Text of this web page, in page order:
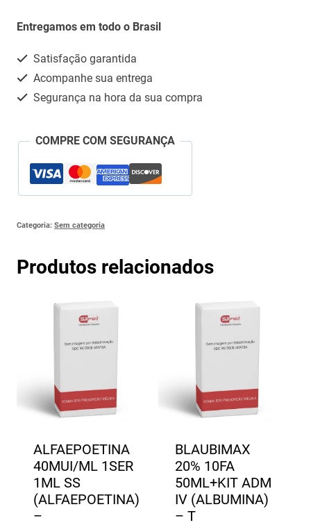
SER
(CLARITROMICINA)
quantidade
Entregamos em todo o Brasil
Satisfação garantida
Acompanhe sua entrega
Segurança na hora da sua compra
COMPRE COM SEGURANÇA
Categoria: Sem categoria
Produtos relacionados
ALFAEPOETINA
40MUI/ML 1SER
1ML SS
(ALFAEPOETINA)
–
BLAUBIMAX
20% 10FA
50ML+KIT ADM
IV (ALBUMINA)
– T